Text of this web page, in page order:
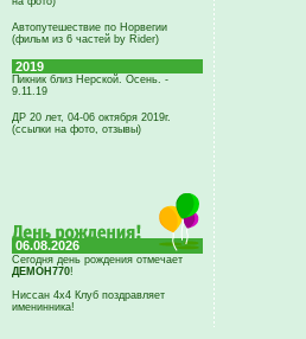
Автопутешествие по Норвегии
(фильм из 6 частей by Rider)
2019
Пикник близ Нерской. Осень. -
9.11.19
ДР 20 лет, 04-06 октября 2019г.
(ссылки на фото, отзывы)
06.08.2026
Сегодня день рождения отмечает
ДЕМОН770!
Ниссан 4х4 Клуб поздравляет
именинника!